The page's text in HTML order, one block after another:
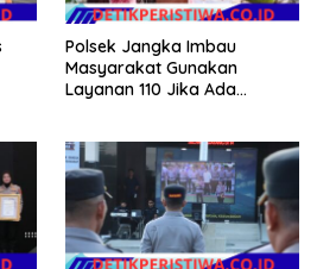
Polsek Jangka Imbau
Masyarakat Gunakan
Layanan 110 Jika Ada